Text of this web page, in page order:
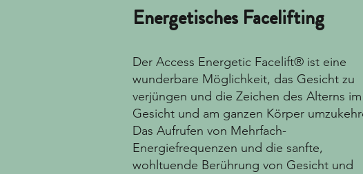
Energetisches Facelifting
Der Access Energetic Facelift® ist eine
wunderbare Möglichkeit, das Gesicht zu
verjüngen und die Zeichen des Alterns im
Gesicht und am ganzen Körper
Das Aufrufen von Mehrfach-
Energiefrequenzen und die sanfte,
wohltuende Berührung von Gesicht und